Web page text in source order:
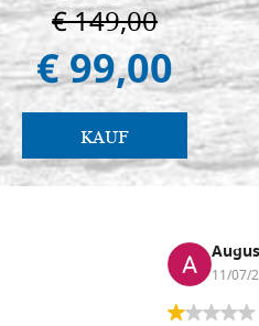
€ 149,00
€ 99,00
KAUF
11/07/